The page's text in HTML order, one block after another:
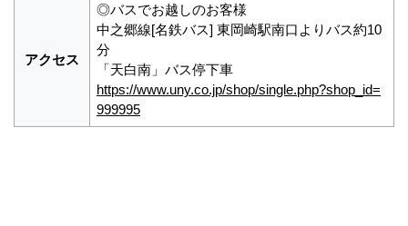
アクセス
◎バスでお越しのお客様
中之郷線[名鉄バス] 東岡崎駅南口よりバス約10
分
「天白南」バス停下車
https://www.uny.co.jp/shop/single.php?shop_id=
999995